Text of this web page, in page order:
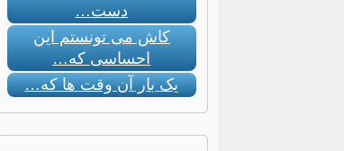
دست…
کاش می تونستم این
احساسی که…
یک بار آن وقت ها که…